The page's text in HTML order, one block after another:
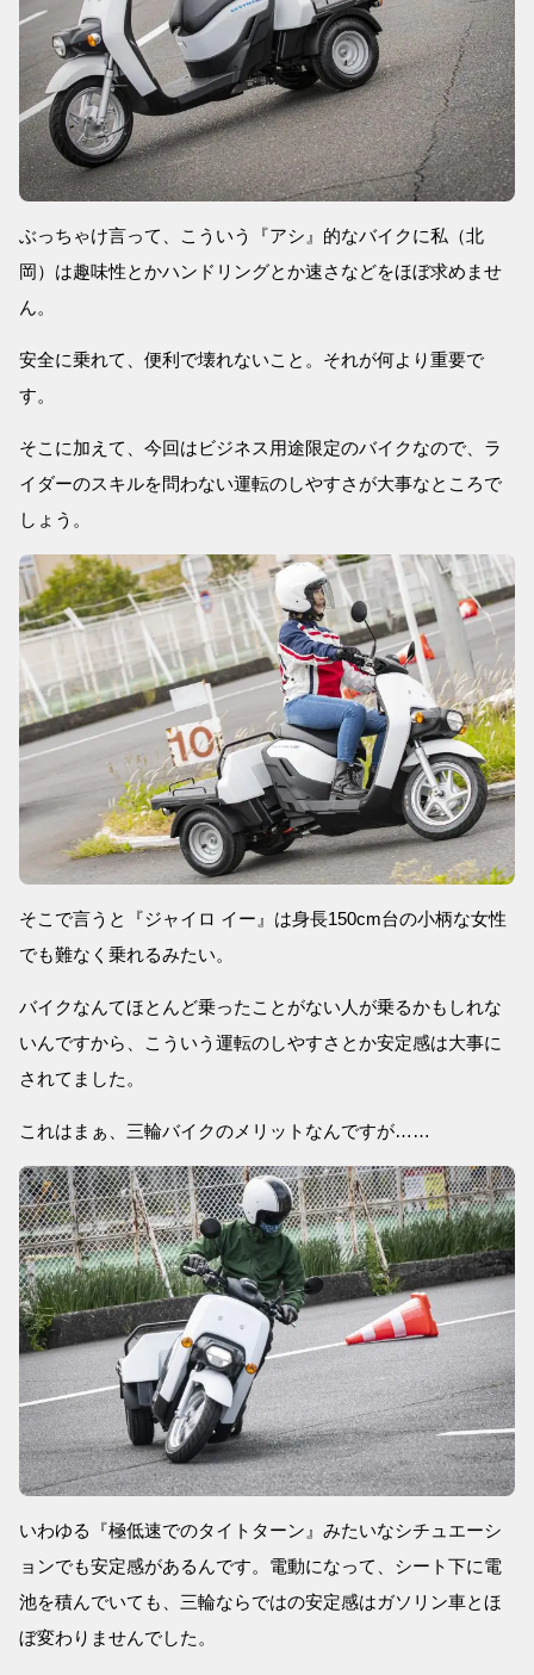
ぶっちゃけ言って、こういう『アシ』的なバイクに私（北
岡）は趣味性とかハンドリングとか速さなどをほぼ求めませ
ん。
安全に乗れて、便利で壊れないこと。それが何より重要で
す。
そこに加えて、今回はビジネス用途限定のバイクなので、ラ
イダーのスキルを問わない運転のしやすさが大事なところで
しょう。
そこで言うと『ジャイロ イー』は身長150cm台の小柄な女性
でも難なく乗れるみたい。
バイクなんてほとんど乗ったことがない人が乗るかもしれな
いんですから、こういう運転のしやすさとか安定感は大事に
されてました。
これはまぁ、三輪バイクのメリットなんですが……
いわゆる『極低速でのタイトターン』みたいなシチュエーシ
ョンでも安定感があるんです。電動になって、シート下に電
池を積んでいても、三輪ならではの安定感はガソリン車とほ
ぼ変わりませんでした。